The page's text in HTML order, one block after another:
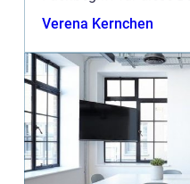
discharge. Auch wenn
Verena Kernchen